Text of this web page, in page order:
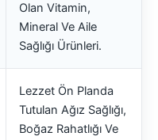
Olan Vitamin,
Mineral Ve Aile
Sağlığı Ürünleri.
Lezzet Ön Planda
Tutulan Ağız Sağlığı,
Boğaz Rahatlığı Ve